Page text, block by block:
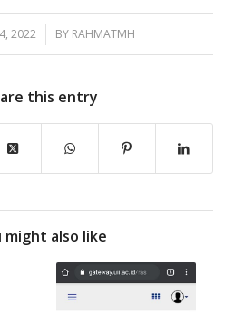
2022 BY RAHMATMH
this entry
might also like